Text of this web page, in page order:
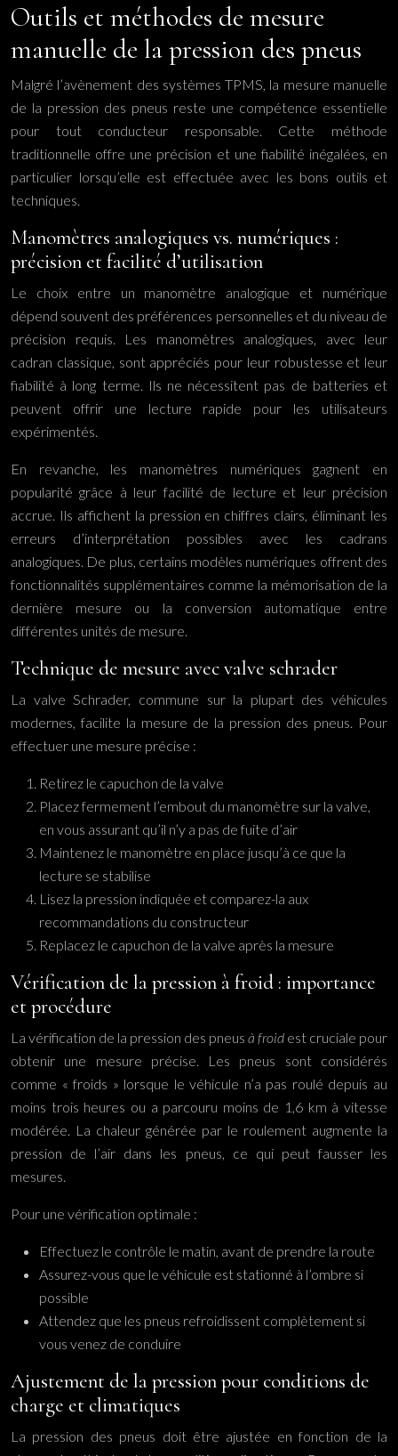
Outils et méthodes de mesure
manuelle de la pression des pneus
Malgré l’avènement des systèmes TPMS, la mesure manuelle
de la pression des pneus reste une compétence essentielle
pour tout conducteur responsable. Cette méthode
traditionnelle offre une précision et une fiabilité inégalées, en
particulier lorsqu’elle est effectuée avec les bons outils et
techniques.
Manomètres analogiques vs. numériques :
précision et facilité d’utilisation
Le choix entre un manomètre analogique et numérique
dépend souvent des préférences personnelles et du niveau de
précision requis. Les manomètres analogiques, avec leur
cadran classique, sont appréciés pour leur robustesse et leur
fiabilité à long terme. Ils ne nécessitent pas de batteries et
peuvent offrir une lecture rapide pour les utilisateurs
expérimentés.
En revanche, les manomètres numériques gagnent en
popularité grâce à leur facilité de lecture et leur précision
accrue. Ils affichent la pression en chiffres clairs, éliminant les
erreurs d’interprétation possibles avec les cadrans
analogiques. De plus, certains modèles numériques offrent des
fonctionnalités supplémentaires comme la mémorisation de la
dernière mesure ou la conversion automatique entre
différentes unités de mesure.
Technique de mesure avec valve schrader
La valve Schrader, commune sur la plupart des véhicules
modernes, facilite la mesure de la pression des pneus. Pour
effectuer une mesure précise :
Retirez le capuchon de la valve
Placez fermement l’embout du manomètre sur la valve,
en vous assurant qu’il n’y a pas de fuite d’air
Maintenez le manomètre en place jusqu’à ce que la
lecture se stabilise
Lisez la pression indiquée et comparez-la aux
recommandations du constructeur
Replacez le capuchon de la valve après la mesure
Vérification de la pression à froid : importance
et procédure
La vérification de la pression des pneus à froid est cruciale pour
obtenir une mesure précise. Les pneus sont considérés
comme « froids » lorsque le véhicule n’a pas roulé depuis au
moins trois heures ou a parcouru moins de 1,6 km à vitesse
modérée. La chaleur générée par le roulement augmente la
pression de l’air dans les pneus, ce qui peut fausser les
mesures.
Pour une vérification optimale :
Effectuez le contrôle le matin, avant de prendre la route
Assurez-vous que le véhicule est stationné à l’ombre si
possible
Attendez que les pneus refroidissent complètement si
vous venez de conduire
Ajustement de la pression pour conditions de
charge et climatiques
La pression des pneus doit être ajustée en fonction de la